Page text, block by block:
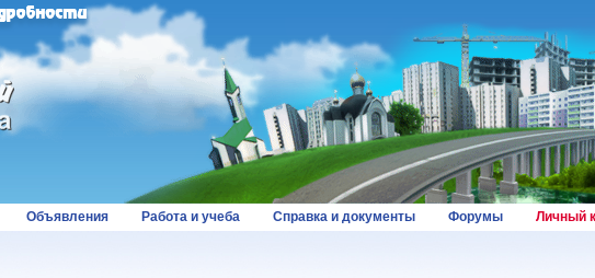
Объявления Работа и учеба Справка и документы Форумы Личный